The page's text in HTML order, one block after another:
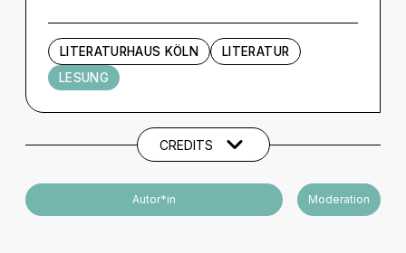
LITERATURHAUS KÖLN
LITERATUR
LESUNG
Künstler und Beteiligte
CREDITS
Autor*in Moderation